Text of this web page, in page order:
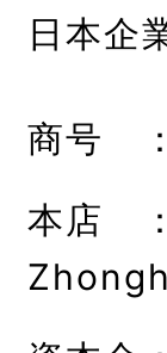
日本企
商号
本店